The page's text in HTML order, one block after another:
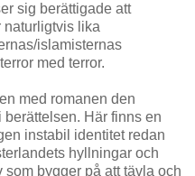
sig berättigade att
naturligtvis lika
islamisternas
med terror.
med romanen den
berättelsen. Här finns en
instabil identitet redan
hyllningar och
som bygger på att tävla och